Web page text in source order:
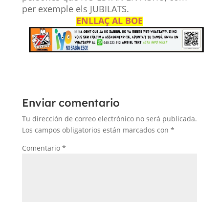
per exemple els JUBILATS.
ENLLAÇ AL BOE
Enviar comentario
Tu dirección de correo electrónico no será publicada.
Los campos obligatorios están marcados con *
Comentario *